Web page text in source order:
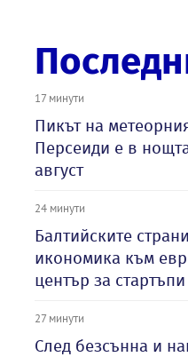
17 минути
Пикът на
Персеиди е в
август
24 минути
Балтийските
икономика към
център за стартъпи
27 минути
След безсънна и